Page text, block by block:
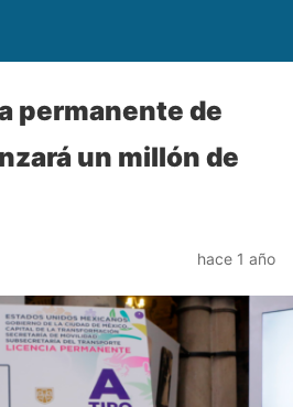
permanente de
un millón de
hace 1 año